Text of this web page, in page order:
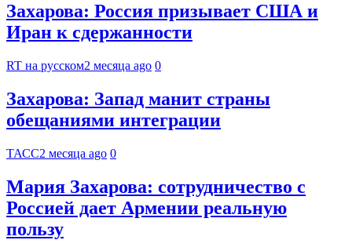
Захарова: Россия призывает США и
Иран к сдержанности
RT на русском2 месяца ago 0
Захарова: Запад манит страны
обещаниями интеграции
ТАСС2 месяца ago 0
Мария Захарова: сотрудничество с
Россией дает Армении реальную
пользу